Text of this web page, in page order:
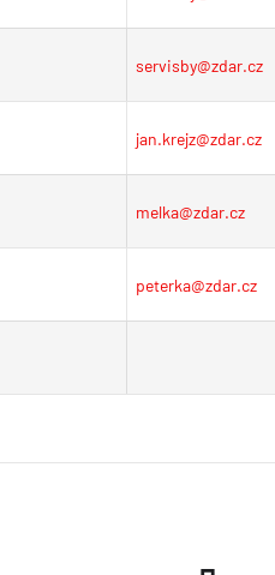
servisby@zdar.cz
jan.krejz@zdar.cz
melka@zdar.cz
peterka@zdar.cz